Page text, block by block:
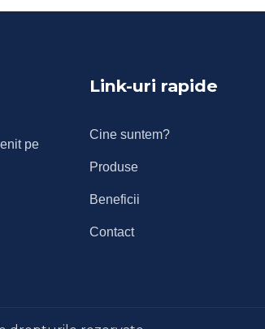
pe
Link-uri rapide
Cine suntem?
Produse
Beneficii
Contact